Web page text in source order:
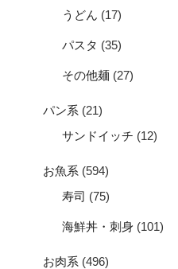
うどん (17)
パスタ (35)
その他麺 (27)
パン系 (21)
サンドイッチ (12)
お魚系 (594)
寿司 (75)
海鮮丼・刺身 (101)
お肉系 (496)